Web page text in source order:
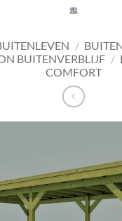
/
BUITENVERBLIJF /
COMFORT